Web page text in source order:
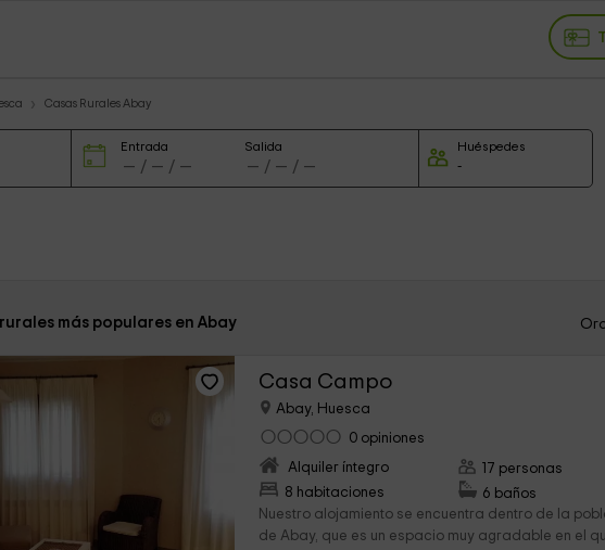
Casas Rurales Abay
Entrada Salida Huéspedes
más populares en Abay
Casa Campo
Abay, Huesca
0 opiniones
Alquiler íntegro
8 habitaciones
17 personas
6 baños
Nuestro alojamiento se encuentra dentro de la
de Abay, que es un espacio muy agradable en el